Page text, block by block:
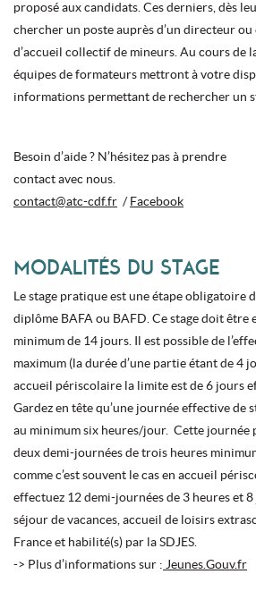
proposé aux candidats. Ces derniers, dès
chercher un poste auprès d’un directeur ou
d’accueil collectif de mineurs. Au cours de
équipes de formateurs mettront à votre
informations permettant de rechercher un
Besoin d’aide ? N’hésitez pas à prendre
contact avec nous.
contact@atc-cdf.fr /Facebook
MODALITÉS DU STAGE
Le stage pratique est une étape obligatoire
diplôme BAFA ou BAFD. Ce stage doit être
minimum de 14 jours. Il est possible de
maximum (la durée d’une partie étant de 4
accueil périscolaire la limite est de 6 jours
Gardez en tête qu’une journée effective de
au minimum six heures/jour. Cette journée
deux demi-journées de trois heures
comme c’est souvent le cas en accueil
effectuez 12 demi-journées de 3 heures et
séjour de vacances, accueil de loisirs
France et habilité(s) par la SDJES.
-> Plus d’informations sur : Jeunes.Gouv.fr